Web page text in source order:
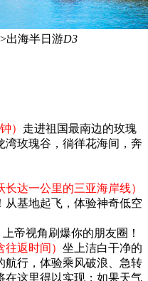
出海半日游D3
） 走进祖国最南边的玫瑰
湾玫瑰谷，徜徉花海间，奔
长达一公里的三亚海岸线）
从基地起飞，体验神奇低空
帝视角刷爆你的朋友圈！
返时间） 坐上洁白干净的
航行，体验乘风破浪、急转
在这里得以实现；如果天气